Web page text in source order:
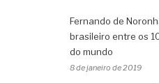
Fernando de
brasileiro entre os
do mundo
8 de janeiro de 2019